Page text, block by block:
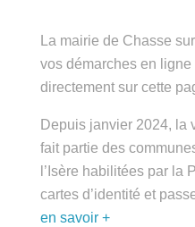
La mairie de Chasse
faire vos démarches
public.fr » directement
Depuis janvier 2024, la
fait partie des
l’Isère habilitées par la
cartes d’identité et
en savoir +